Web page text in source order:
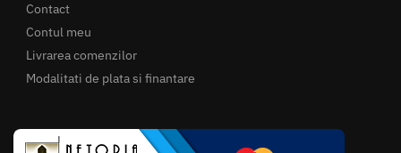
Contact
Contul meu
Livrarea comenzilor
Modalitati de plata si finantare